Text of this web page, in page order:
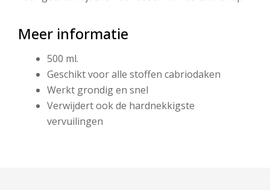
Meer informatie
500 ml.
Geschikt voor alle stoffen cabriodaken
Werkt grondig en snel
Verwijdert ook de hardnekkigste
vervuilingen